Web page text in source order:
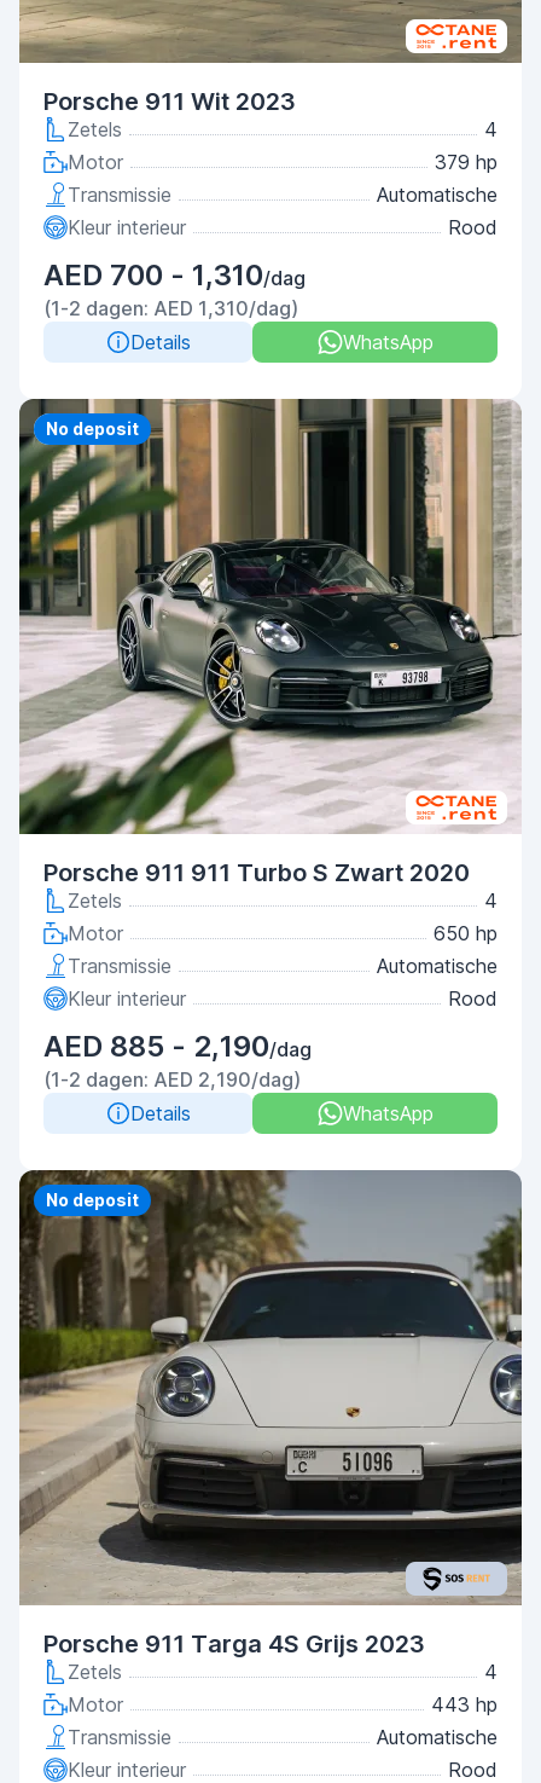
Porsche 911 Wit 2023
Zetels
4
Motor
379 hp
Transmissie
Automatische
Kleur interieur
Rood
AED 700 - 1,310/dag
(1-2 dagen: AED 1,310/dag)
Details
WhatsApp
Priority
No deposit
Porsche 911 911 Turbo S Zwart 2020
Zetels
4
Motor
650 hp
Transmissie
Automatische
Kleur interieur
Rood
AED 885 - 2,190/dag
(1-2 dagen: AED 2,190/dag)
Details
WhatsApp
No deposit
Porsche 911 Targa 4S Grijs 2023
Zetels
4
Motor
443 hp
Transmissie
Automatische
Kleur interieur
Rood